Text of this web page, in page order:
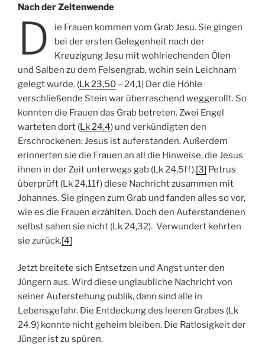
Nach der Zeitenwende
D
ie Frauen kommen vom Grab Jesu. Sie gingen
bei der ersten Gelegenheit nach der
Kreuzigung Jesu mit wohlriechenden Ölen
und Salben zu dem Felsengrab, wohin sein Leichnam
gelegt wurde. (Lk 23,50 – 24,1) Der die Höhle
verschließende Stein war überraschend weggerollt. So
konnten die Frauen das Grab betreten. Zwei Engel
warteten dort (Lk 24,4) und verkündigten den
Erschrockenen: Jesus ist auferstanden. Außerdem
erinnerten sie die Frauen an all die Hinweise, die Jesus
ihnen in der Zeit unterwegs gab (Lk 24,5ff).[3] Petrus
überprüft (Lk 24,11f) diese Nachricht zusammen mit
Johannes. Sie gingen zum Grab und fanden alles so vor,
wie es die Frauen erzählten. Doch den Auferstandenen
selbst sahen sie nicht (Lk 24,32). Verwundert kehrten
sie zurück.[4]
Jetzt breitete sich Entsetzen und Angst unter den
Jüngern aus. Wird diese unglaubliche Nachricht von
seiner Auferstehung publik, dann sind alle in
Lebensgefahr. Die Entdeckung des leeren Grabes (Lk
24.9) konnte nicht geheim bleiben. Die Ratlosigkeit der
Jünger ist zu spüren.